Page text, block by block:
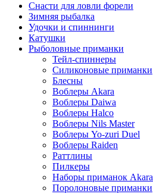
Снасти для ловли форели
Зимняя рыбалка
Удочки и спиннинги
Катушки
Рыболовные приманки
Тейл-спиннеры
Силиконовые приманки
Блесны
Воблеры Akara
Воблеры Daiwa
Воблеры Halco
Воблеры Nils Master
Воблеры Yo-zuri Duel
Воблеры Raiden
Раттлины
Пилкеры
Наборы приманок Akara
Поролоновые приманки